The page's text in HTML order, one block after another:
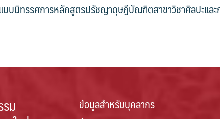
บนิทรรศการหลักสูตรปรัชญาดุษฎีบัณฑิตสาขาวิชาศิลปะแล
ม
ข้อมูลสำหรับบุคลากร